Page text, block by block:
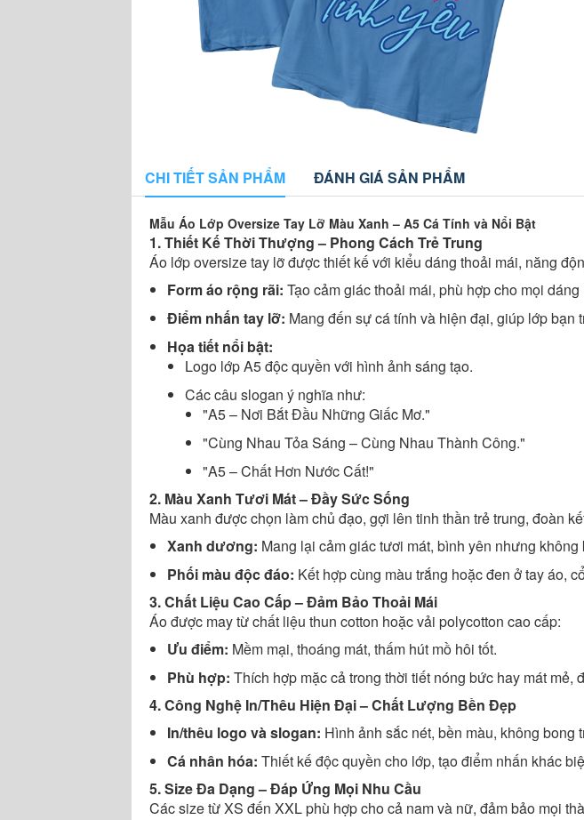
CHI TIẾT SẢN PHẨM ĐÁNH GIÁ SẢN PHẨM
Mẫu Áo Lớp Oversize Tay Lỡ Màu Xanh – A5 Cá Tính và Nổi Bật
1. Thiết Kế Thời Thượng – Phong Cách Trẻ Trung
Áo lớp oversize tay lỡ được thiết kế với kiểu dáng thoải mái, năng
Form áo rộng rãi: Tạo cảm giác thoải mái, phù hợp cho mọi
Điểm nhấn tay lỡ: Mang đến sự cá tính và hiện đại, giúp lớp bạn
Họa tiết nổi bật:
Logo lớp A5 độc quyền với hình ảnh sáng tạo.
Các câu slogan ý nghĩa như:
"A5 – Nơi Bắt Đầu Những Giấc Mơ."
"Cùng Nhau Tỏa Sáng – Cùng Nhau Thành Công."
"A5 – Chất Hơn Nước Cất!"
2. Màu Xanh Tươi Mát – Đầy Sức Sống
Màu xanh được chọn làm chủ đạo, gợi lên tinh thần trẻ trung, đoàn
Xanh dương: Mang lại cảm giác tươi mát, bình yên nhưng
Phối màu độc đáo: Kết hợp cùng màu trắng hoặc đen ở tay áo,
3. Chất Liệu Cao Cấp – Đảm Bảo Thoải Mái
Áo được may từ chất liệu thun cotton hoặc vải polycotton cao cấp:
Ưu điểm: Mềm mại, thoáng mát, thấm hút mồ hôi tốt.
Phù hợp: Thích hợp mặc cả trong thời tiết nóng bức hay mát
4. Công Nghệ In/Thêu Hiện Đại – Chất Lượng Bền Đẹp
In/thêu logo và slogan: Hình ảnh sắc nét, bền màu, không bong
Cá nhân hóa: Thiết kế độc quyền cho lớp, tạo điểm nhấn khác
5. Size Đa Dạng – Đáp Ứng Mọi Nhu Cầu
Các size từ XS đến XXL phù hợp cho cả nam và nữ, đảm bảo mọi